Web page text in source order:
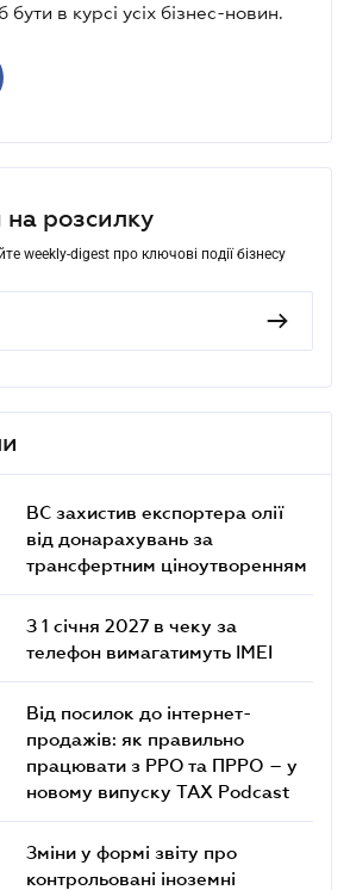
бути в курсі усіх бізнес-новин.
на розсилку
weekly-digest про ключові події бізнесу
ВС захистив експортера олії
від донарахувань за
трансфертним ціноутворенням
З 1 січня 2027 в чеку за
телефон вимагатимуть IMEI
Від посилок до інтернет-
продажів: як правильно
працювати з РРО та ПРРО – у
новому випуску TAX Podcast
Зміни у формі звіту про
контрольовані іноземні